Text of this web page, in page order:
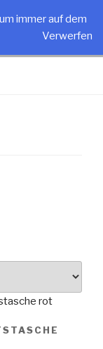
immer auf dem
Verwerfen